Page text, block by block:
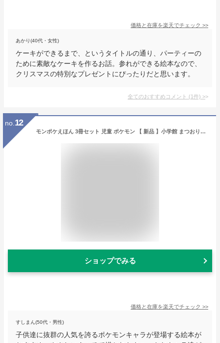
価格と在庫を楽天でチェック >>
あかり(40代・女性)
ケーキができるまで、というタイトルの通り、パーティーの
ために素敵なケーキを作るお話。参れができる絵本なので、
クリスマスの特別なプレゼントにぴったりだと思います。
全てのおすすめコメント (1件) >
no. 12
モンポケえほん 3冊セット 児童 ポケモン 【 新品 】小学館 まつおりかこ ポケットモンスター ピカチュウ ゲンガー ポッチャマ イーブイ デデンネ ミミッキュ 絵本 えほん 児童書 セット 読み聞かせ 大人 こども 子ども ベビー プレゼント クリスマス 贈り物 ギフト 定番
ショップでみる
価格と在庫を楽天でチェック >>
すしまん(50代・男性)
子供達に抜群の人気を誇るポケモンキャラが登場する絵本が